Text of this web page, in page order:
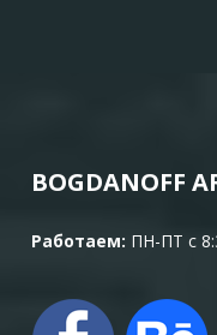
BOGDANOFF
Работаем: ПН-ПТ с